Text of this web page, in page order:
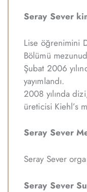
Seray Sever
Lise öğrenimini
Bölümü
Şubat 2006
yayımlandı.
2008 yılında
üreticisi Kiehl’s
Seray Sever
Seray Sever
Seray Sever